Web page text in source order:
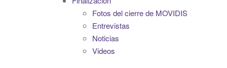
Fotos del cierre de MOVIDIS
Entrevistas
Noticias
Videos